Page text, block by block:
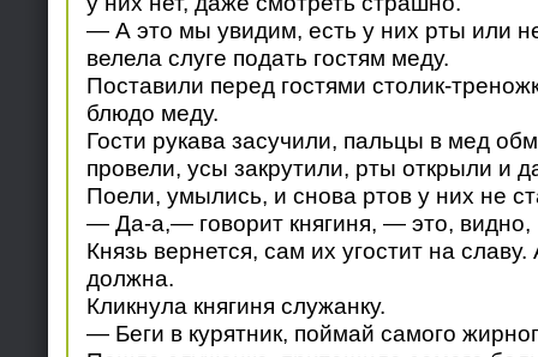
— А это мы увидим, есть у них рты или
велела слуге подать гостям меду.
Поставили перед гостями столик-
блюдо меду.
Гости рукава засучили, пальцы в мед
провели, усы закрутили, рты открыли и
Поели, умылись, и снова ртов у них не
— Да-а,— говорит княгиня, — это, видно,
Князь вернется, сам их угостит на славу.
должна.
Кликнула княгиня служанку.
— Беги в курятник, поймай самого